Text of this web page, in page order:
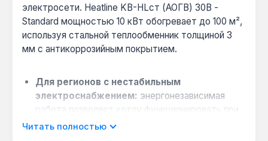
электросети. Heatline KB-HLст (АОГВ) 30В -
Standard мощностью 10 кВт обогревает до 100 м²,
используя стальной теплообменник толщиной 3
мм с антикоррозийным покрытием.
Для регионов с нестабильным
электроснабжением: энергонезависимая
работа позволяет котлу функционировать при
отключениях света — автоматика EUROSIT
Читать полностью